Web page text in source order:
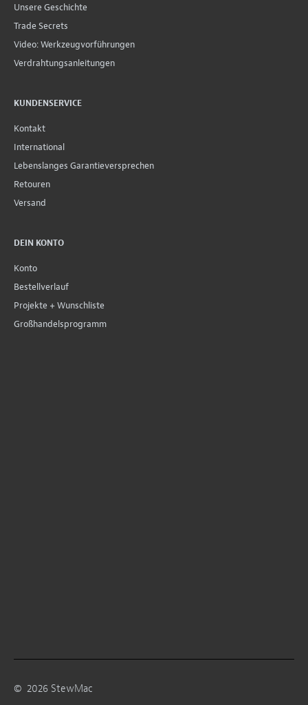
Unsere Geschichte
Trade Secrets
Video: Werkzeugvorführungen
Verdrahtungsanleitungen
KUNDENSERVICE
Kontakt
International
Lebenslanges Garantieversprechen
Retouren
Versand
DEIN KONTO
Konto
Bestellverlauf
Projekte + Wunschliste
Großhandelsprogramm
© 2026 StewMac